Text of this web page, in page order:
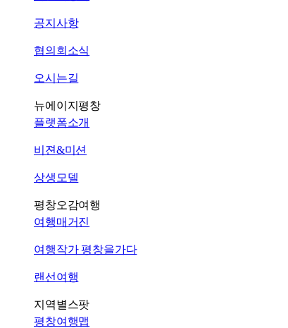
공지사항
협의회소식
오시는길
뉴에이지평창
플랫폼소개
비젼&미션
상생모델
평창오감여행
여행매거진
여행작가 평창을가다
랜선여행
지역별스팟
평창여행맵